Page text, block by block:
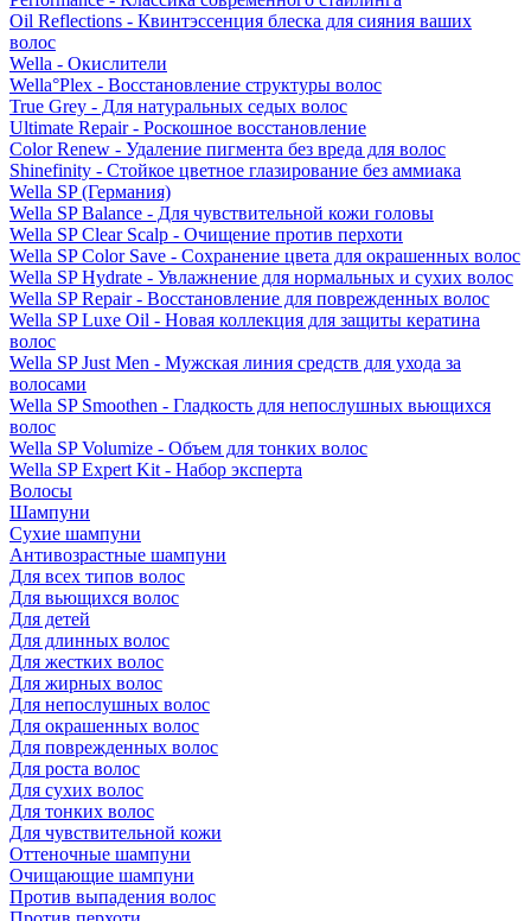
Oil Reflections - Квинтэссенция блеска для сияния ваших
волос
Wella - Окислители
Wella°Plex - Восстановление структуры волос
True Grey - Для натуральных седых волос
Ultimate Repair - Роскошное восстановление
Color Renew - Удаление пигмента без вреда для волос
Shinefinity - Стойкое цветное глазирование без аммиака
Wella SP (Германия)
Wella SP Balance - Для чувствительной кожи головы
Wella SP Clear Scalp - Очищение против перхоти
Wella SP Color Save - Сохранение цвета для окрашенных волос
Wella SP Hydrate - Увлажнение для нормальных и сухих волос
Wella SP Repair - Восстановление для поврежденных волос
Wella SP Luxe Oil - Новая коллекция для защиты кератина
волос
Wella SP Just Men - Мужская линия средств для ухода за
волосами
Wella SP Smoothen - Гладкость для непослушных вьющихся
волос
Wella SP Volumize - Объем для тонких волос
Wella SP Expert Kit - Набор эксперта
Волосы
Шампуни
Сухие шампуни
Антивозрастные шампуни
Для всех типов волос
Для вьющихся волос
Для детей
Для длинных волос
Для жестких волос
Для жирных волос
Для непослушных волос
Для окрашенных волос
Для поврежденных волос
Для роста волос
Для сухих волос
Для тонких волос
Для чувствительной кожи
Оттеночные шампуни
Очищающие шампуни
Против выпадения волос